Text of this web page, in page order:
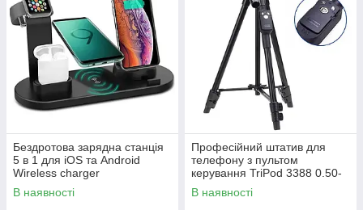
Бездротова зарядна станція
5 в 1 для iOS та Android
Wireless charger
Мультифункціональний
девайс для заряджання
В наявності
Професійний штатив для
телефону з пультом
керування TriPod 3388 0.50-
1.35 м Чорний
В наявності